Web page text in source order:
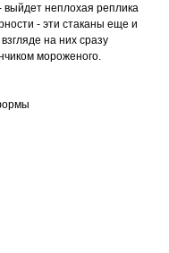
выйдет неплохая реплика
- эти стаканы еще и
на них сразу
мороженого.